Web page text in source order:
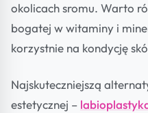
okolicach sromu. Warto
bogatej w witaminy i
korzystnie na kondycję
Najskuteczniejszą
estetycznej –